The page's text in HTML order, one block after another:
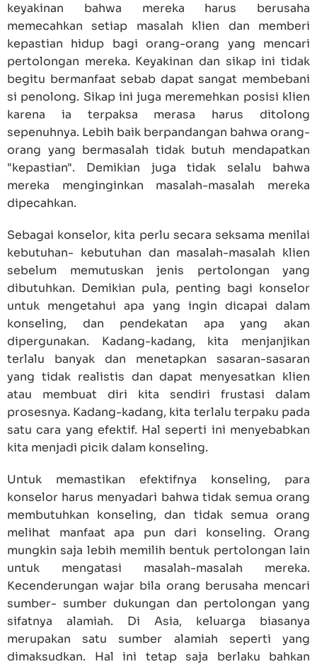
keyakinan bahwa mereka harus berusaha
memecahkan setiap masalah klien dan memberi
kepastian hidup bagi orang-orang yang mencari
pertolongan mereka. Keyakinan dan sikap ini tidak
begitu bermanfaat sebab dapat sangat membebani
si penolong. Sikap ini juga meremehkan posisi klien
karena ia terpaksa merasa harus ditolong
sepenuhnya. Lebih baik berpandangan bahwa orang-
orang yang bermasalah tidak butuh mendapatkan
"kepastian". Demikian juga tidak selalu bahwa
mereka menginginkan masalah-masalah mereka
dipecahkan.
Sebagai konselor, kita perlu secara seksama menilai
kebutuhan- kebutuhan dan masalah-masalah klien
sebelum memutuskan jenis pertolongan yang
dibutuhkan. Demikian pula, penting bagi konselor
untuk mengetahui apa yang ingin dicapai dalam
konseling, dan pendekatan apa yang akan
dipergunakan. Kadang-kadang, kita menjanjikan
terlalu banyak dan menetapkan sasaran-sasaran
yang tidak realistis dan dapat menyesatkan klien
atau membuat diri kita sendiri frustasi dalam
prosesnya. Kadang-kadang, kita terlalu terpaku pada
satu cara yang efektif. Hal seperti ini menyebabkan
kita menjadi picik dalam konseling.
Untuk memastikan efektifnya konseling, para
konselor harus menyadari bahwa tidak semua orang
membutuhkan konseling, dan tidak semua orang
melihat manfaat apa pun dari konseling. Orang
mungkin saja lebih memilih bentuk pertolongan lain
untuk mengatasi masalah-masalah mereka.
Kecenderungan wajar bila orang berusaha mencari
sumber- sumber dukungan dan pertolongan yang
sifatnya alamiah. Di Asia, keluarga biasanya
merupakan satu sumber alamiah seperti yang
dimaksudkan. Hal ini tetap saja berlaku bahkan